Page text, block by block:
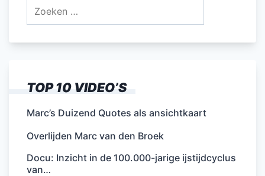
TOP 10 VIDEO’S
Marc’s Duizend Quotes als ansichtkaart
Overlijden Marc van den Broek
Docu: Inzicht in de 100.000-jarige ijstijdcyclus
van…